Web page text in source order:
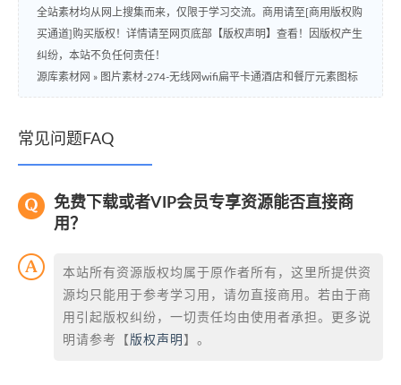
全站素材均从网上搜集而来，仅限于学习交流。商用请至[商用版权购
买通道]购买版权！详情请至网页底部【版权声明】查看！因版权产生
纠纷，本站不负任何责任！
源库素材网 » 图片素材-274-无线网wifi扁平卡通酒店和餐厅元素图标
常见问题FAQ
免费下载或者VIP会员专享资源能否直接商
用？
本站所有资源版权均属于原作者所有，这里所提供资
源均只能用于参考学习用，请勿直接商用。若由于商
用引起版权纠纷，一切责任均由使用者承担。更多说
明请参考【 版权声明 】。